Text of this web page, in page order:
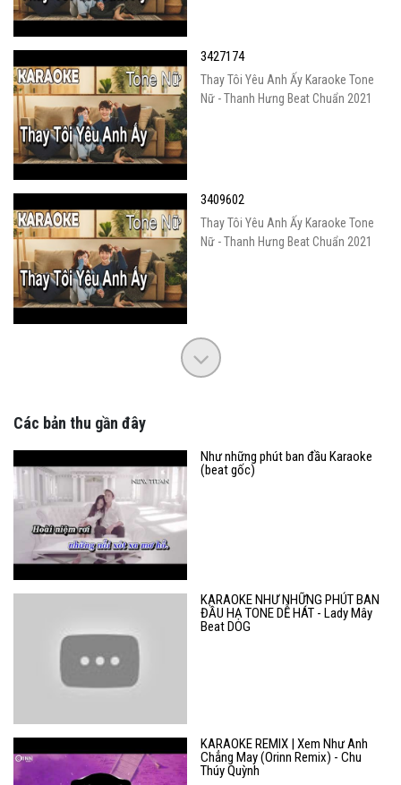
3427174
Thay Tôi Yêu Anh Ấy Karaoke Tone
Nữ - Thanh Hưng Beat Chuẩn 2021
3409602
Thay Tôi Yêu Anh Ấy Karaoke Tone
Nữ - Thanh Hưng Beat Chuẩn 2021
Các bản thu gần đây
Như những phút ban đầu Karaoke
(beat gốc)
KARAOKE NHƯ NHỮNG PHÚT BAN
ĐẦU HẠ TONE DỄ HÁT - Lady Mây
Beat DOG
KARAOKE REMIX | Xem Như Anh
Chẳng May (Orinn Remix) - Chu
Thúy Quỳnh